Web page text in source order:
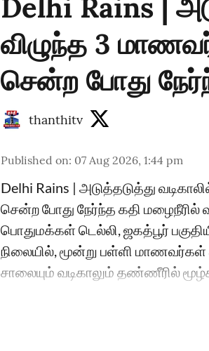
Delhi Rains |
விழுந்த 3
சென்ற போது
thanthitv
Published on: 07 Aug 2026, 1:44 pm
Delhi Rains | அடுத்தடுத்து
சென்ற போது நேர்ந்த கதி மழைநீரில்
பொதுமக்கள் டெல்லி, ஜகத்பூர்
நிலையில், மூன்று பள்ளி மாணவர்கள்
சாலையும் வடிகாலும் தண்ணீரில்